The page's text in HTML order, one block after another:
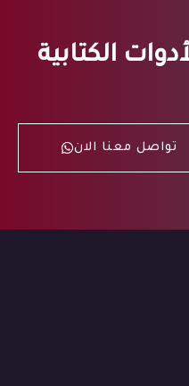
الكتابية
تواصل معنا الان